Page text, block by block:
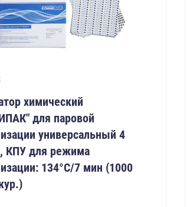
химический
для паровой
универсальный 4
КПУ для режима
134°С/7 мин (1000